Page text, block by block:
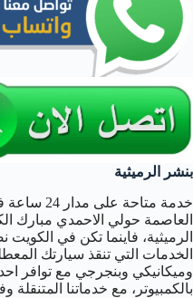
بنشر الرميثية
خدمة
العاصمة حولي الاحمدي مبارك
الرميثية، فاينما تكن في
الخدمات التي تنقذ سيارتك
وميكانيكي وبنجرجي مع توافر
بالكمبيوتر، مع خدماتنا